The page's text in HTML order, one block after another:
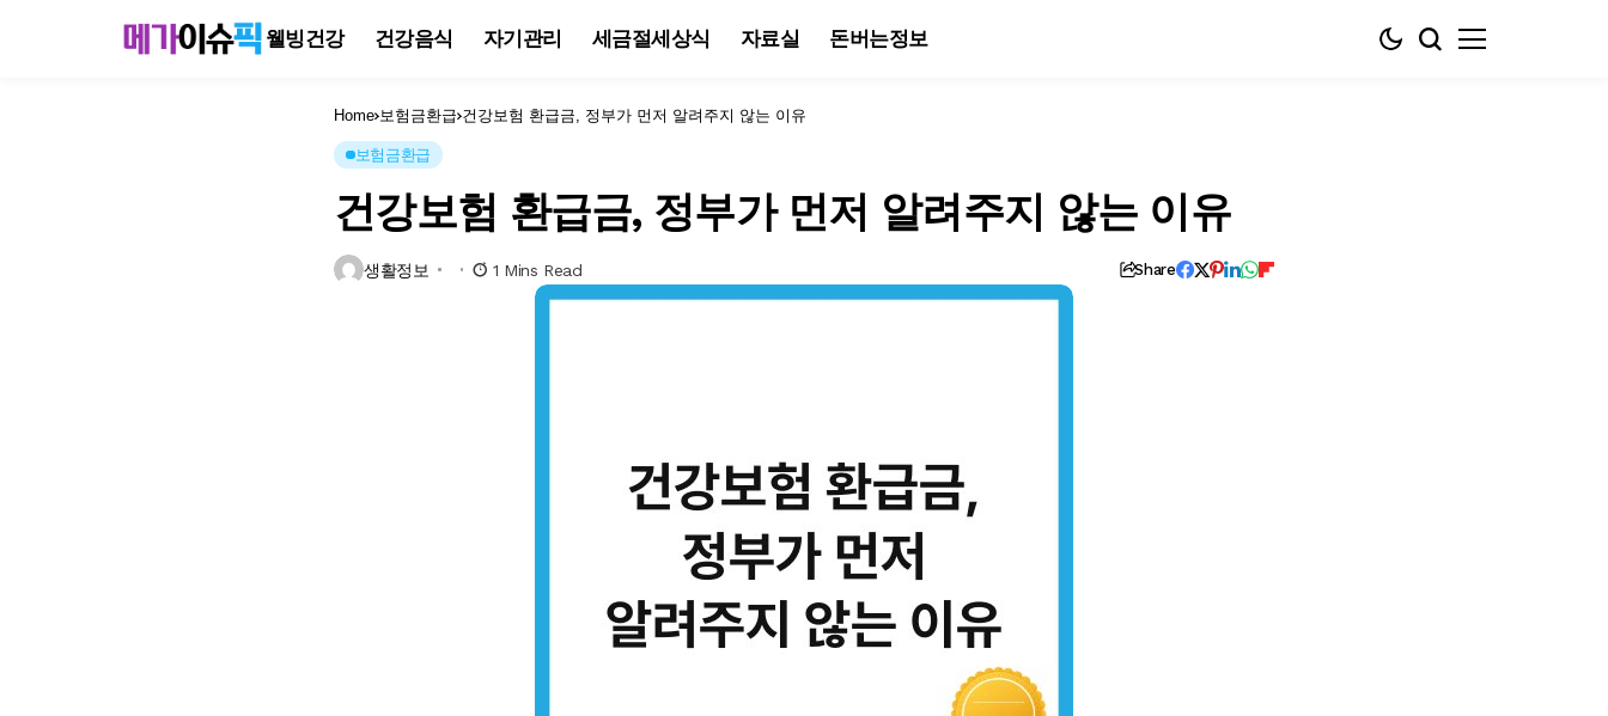
웰빙건강 건강음식 자기관리 세금절세상식 자료실 돈버는정보
Home 보험금환급 건강보험 환급금, 정부가 먼저 알려주지 않는 이유
보험금환급
건강보험 환급금, 정부가 먼저 알려주지 않는 이유
생활정보 1 Mins Read Share